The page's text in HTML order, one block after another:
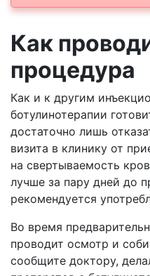
Как
процедура
Как и к другим
ботулинотерапии
достаточно лишь
визита в клинику от
на свертываемость
лучше за пару дней до
рекомендуется
Во время
проводит осмотр и
сообщите доктору,